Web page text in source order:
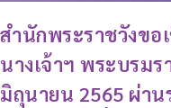
สำนักพระราชวังข
นางเจ้าฯ พระบรม
มิถุนายน 2565 ผ่า